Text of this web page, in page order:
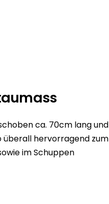
ca. 70cm lang und
überall hervorragend zum
im Schuppen